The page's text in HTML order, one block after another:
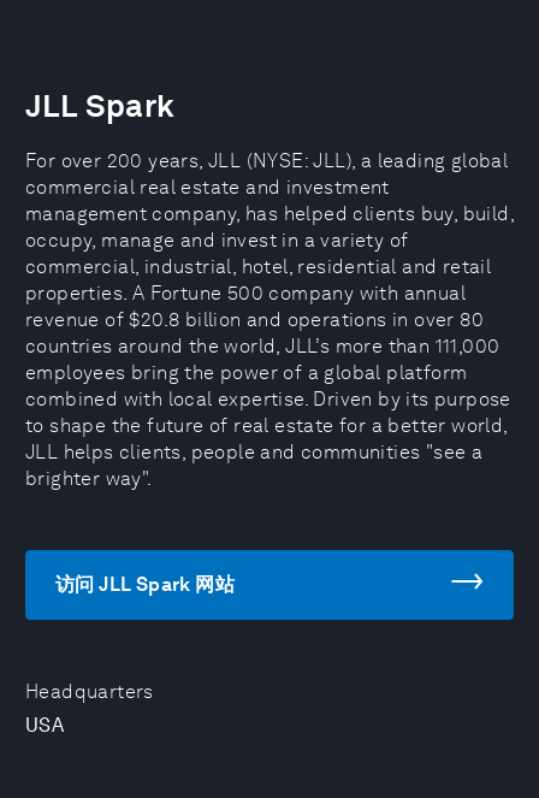
Headquarters
USA
JLL Spark
For over 200 years, JLL (NYSE: JLL), a leading global
commercial real estate and investment
management company, has helped clients buy, build,
occupy, manage and invest in a variety of
commercial, industrial, hotel, residential and retail
properties. A Fortune 500 company with annual
revenue of $20.8 billion and operations in over 80
countries around the world, JLL’s more than 111,000
employees bring the power of a global platform
combined with local expertise. Driven by its purpose
to shape the future of real estate for a better world,
JLL helps clients, people and communities "see a
brighter way".
访问 JLL Spark 网站